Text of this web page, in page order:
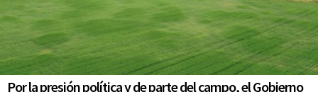
Por la presión política y de parte del campo, el Gobierno